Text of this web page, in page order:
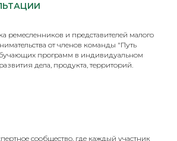
ремесленников и представителей малого
от членов команды "Путь
программ в индивидуальном
дела, продукта, территорий.
сообщество, где каждый участник